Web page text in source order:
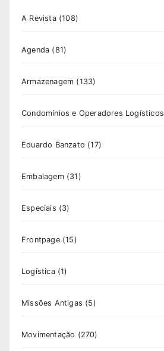
A Revista(108)
Agenda (81)
Armazenagem (133)
Condomínios e Operadores Logísticos
Eduardo Banzato (17)
Embalagem(31)
Especiais (3)
Frontpage(15)
Logística(1)
Missões Antigas (5)
Movimentação (270)